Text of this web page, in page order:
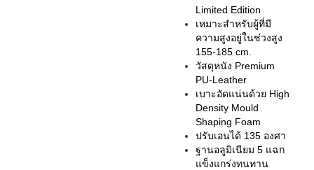
Limited Edition
เหมาะสำหรับผู้ที่มี
ความสูงอยู่ในช่วงสูง
155-185 cm.
วัสดุหนัง Premium
PU-Leather
เบาะอัดแน่นด้วย High
Density Mould
Shaping Foam
ปรับเอนได้ 135 องศา
ฐานอลูมิเนียม 5 แฉก
แข็งแกร่งทนทาน